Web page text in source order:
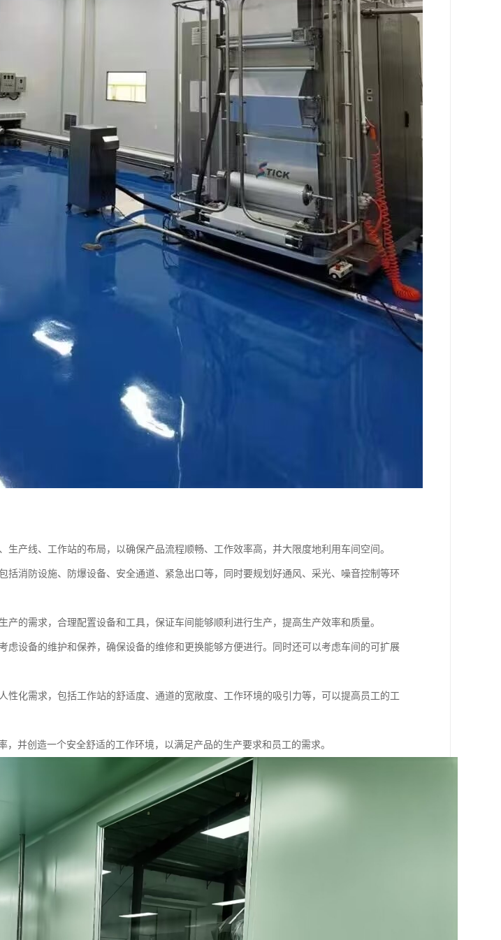
生产线、工作站的布局，以确保产品流程顺畅、工作效率高，并大限度地利用车间空间。
括消防设施、防爆设备、安全通道、紧急出口等，同时要规划好通风、采光、噪音控制等环
产的需求，合理配置设备和工具，保证车间能够顺利进行生产，提高生产效率和质量。
虑设备的维护和保养，确保设备的维修和更换能够方便进行。同时还可以考虑车间的可扩展
性化需求，包括工作站的舒适度、通道的宽敞度、工作环境的吸引力等，可以提高员工的工
，并创造一个安全舒适的工作环境，以满足产品的生产要求和员工的需求。